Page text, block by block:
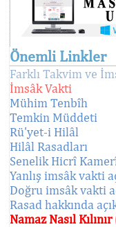
Önemli Linkler
Farklı Takvim ve
İmsâk Vakti
Mühim Tenbîh
Temkin Müddeti
Rü'yet-i Hilâl
Hilâl Rasadları
Senelik Hicrî
Yanlış imsâk vakti
Doğru imsâk vakti
Rasad hakkında
Namaz Nasıl